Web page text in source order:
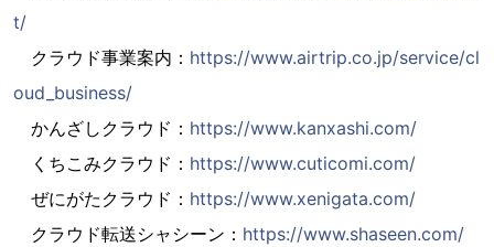
t/
クラウド事業案内： https://www.airtrip.co.jp/service/cl
oud_business/
かんざしクラウド： https://www.kanxashi.com/
くちこみクラウド： https://www.cuticomi.com/
ぜにがたクラウド： https://www.xenigata.com/
クラウド転送シャシーン： https://www.shaseen.com/